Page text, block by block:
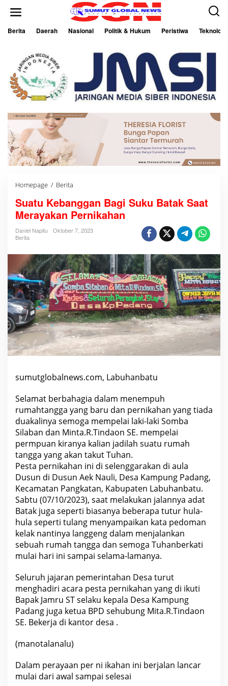
Berita Daerah Nasional Politik & Hukum Peristiwa Teknologi
Homepage / Berita
a
t
u
e
n
g
g
a
n
B
a
g
i
S
u
k
u
B
a
a
a
t
M
e
r
a
y
a
k
a
P
e
n
i
k
a
h
a
n
Suatu Kebanggan Bagi Suku Batak Saat
Merayakan Pernikahan
Daniel Napitu
Oktober 7, 2023
Berita
sumutglobalnews.com, Labuhanbatu
Selamat berbahagia dalam menempuh
rumahtangga yang baru dan pernikahan yang tiada
duakalinya semoga mempelai laki-laki Somba
Silaban dan Minta.R.Tindaon SE. mempelai
permpuan kiranya kalian jadilah suatu rumah
tangga yang akan takut Tuhan.
Pesta pernikahan ini di selenggarakan di aula
Dusun di Dusun Aek Nauli, Desa Kampung Padang,
Kecamatan Pangkatan, Kabupaten Labuhanbatu.
Sabtu (07/10/2023), saat melakukan jalannya adat
Batak juga seperti biasanya beberapa tutur hula-
hula seperti tulang menyampaikan kata pedoman
kelak nantinya langgeng dalam menjalankan
sebuah rumah tangga dan semoga Tuhanberkati
mulai hari ini sampai selama-lamanya.
Seluruh jajaran pemerintahan Desa turut
menghadiri acara pesta pernikahan yang di ikuti
Bapak Jamru ST selaku kepala Desa Kampung
Padang juga ketua BPD sehubung Mita.R.Tindaon
SE. Bekerja di kantor desa .
(manotalanalu)
Dalam perayaan per ni ikahan ini berjalan lancar
mulai dari awal sampai selesai